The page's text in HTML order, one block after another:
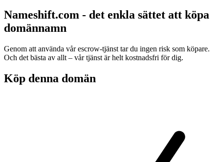
Nameshift.com - det enkla sättet att köpa
domännamn
Genom att använda vår escrow-tjänst tar du ingen risk som köpare.
Och det bästa av allt – vår tjänst är helt kostnadsfri för dig.
Köp denna domän